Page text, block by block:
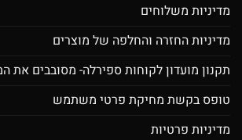
מדיניות משלוחים
מדיניות החזרה והחלפה של מוצרים
תקנון מועדון לקוחות ספירלה- מסובבים את
טופס בקשת מחיקת פרטי משתמש
מדיניות פרטיות